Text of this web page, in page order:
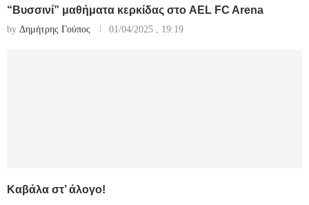
“Βυσσινί” μαθήματα κερκίδας στο AEL FC Arena
by Δημήτρης Γούπος 01/04/2025 , 19:19
Καβάλα στ’ άλογο!